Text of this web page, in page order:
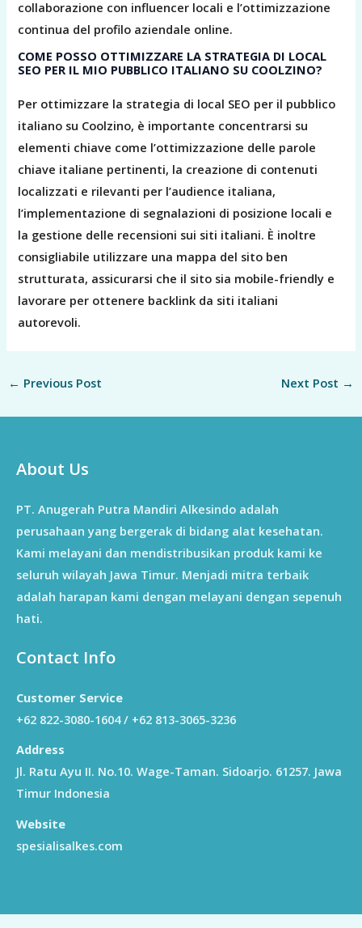
collaborazione con influencer locali e l’ottimizzazione
continua del profilo aziendale online.
COME POSSO OTTIMIZZARE LA STRATEGIA DI LOCAL
SEO PER IL MIO PUBBLICO ITALIANO SU COOLZINO?
Per ottimizzare la strategia di local SEO per il pubblico
italiano su Coolzino, è importante concentrarsi su
elementi chiave come l’ottimizzazione delle parole
chiave italiane pertinenti, la creazione di contenuti
localizzati e rilevanti per l’audience italiana,
l’implementazione di segnalazioni di posizione locali e
la gestione delle recensioni sui siti italiani. È inoltre
consigliabile utilizzare una mappa del sito ben
strutturata, assicurarsi che il sito sia mobile-friendly e
lavorare per ottenere backlink da siti italiani
autorevoli.
← Previous Post Next Post →
About Us
PT. Anugerah Putra Mandiri Alkesindo adalah
perusahaan yang bergerak di bidang alat kesehatan.
Kami melayani dan mendistribusikan produk kami ke
seluruh wilayah Jawa Timur. Menjadi mitra terbaik
adalah harapan kami dengan melayani dengan sepenuh
hati.
Contact Info
Customer Service
+62 822-3080-1604 / +62 813-3065-3236
Address
Jl. Ratu Ayu II. No.10. Wage-Taman. Sidoarjo. 61257. Jawa
Timur Indonesia
Website
spesialisalkes.com